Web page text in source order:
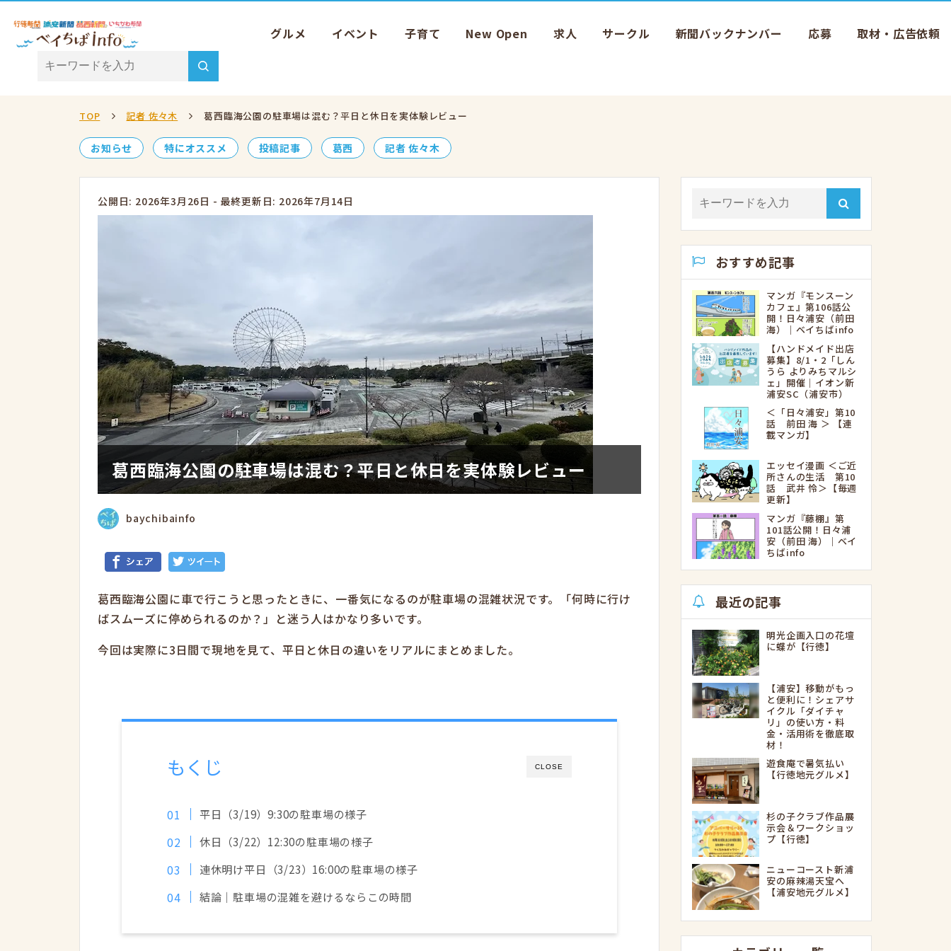
グルメ イベント 子育て New Open 求人 サークル 新聞バックナンバー 応募 取材・広告依頼
TOP 記者 佐々木 葛西臨海公園の駐車場は混む？平日と休日を実体験レビュー
お知らせ 特にオススメ 投稿記事 葛西 記者 佐々木
公開日: 2026年3月26日 - 最終更新日: 2026年7月14日
葛西臨海公園の駐車場は混む？平日と休日を実体験レビュー
baychibainfo
葛西臨海公園に車で行こうと思ったときに、一番気になるのが駐車場の混雑状況です。「何時に行け
ばスムーズに停められるのか？」と迷う人はかなり多いです。
今回は実際に3日間で現地を見て、平日と休日の違いをリアルにまとめました。
CLOSE
もくじ
平日（3/19）9:30の駐車場の様子
休日（3/22）12:30の駐車場の様子
連休明け平日（3/23）16:00の駐車場の様子
結論｜駐車場の混雑を避けるならこの時間
おすすめ記事
マンガ『モンスーン
カフェ』第106話公
開！日々浦安（前田
海）｜ベイちばinfo
【ハンドメイド出店
募集】8/1・2「しん
うら よりみちマルシ
ェ」開催｜イオン新
浦安SC（浦安市）
＜「日々浦安」第10
話 前田 海 ＞ 【連
載マンガ】
エッセイ漫画 ＜ご近
所さんの生活 第10
話 武井 怜＞【毎週
更新】
マンガ『藤棚』第
101話公開！日々浦
安（前田 海）｜ベイ
ちばinfo
最近の記事
明光企画入口の花壇
に蝶が【行徳】
【浦安】移動がもっ
と便利に！シェアサ
イクル「ダイチャ
リ」の使い方・料
金・活用術を徹底取
材！
遊食庵で暑気払い
【行徳地元グルメ】
杉の子クラブ作品展
示会＆ワークショッ
プ【行徳】
ニューコースト新浦
安の麻辣湯天宝へ
【浦安地元グルメ】